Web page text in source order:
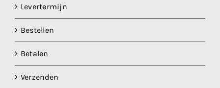
Levertermijn
Bestellen
Betalen
Verzenden